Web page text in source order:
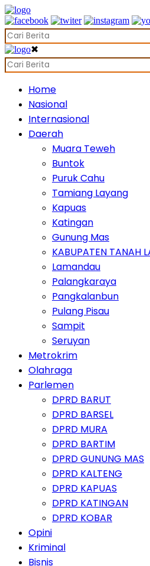
✖
Home
Nasional
Internasional
Daerah
Muara Teweh
Buntok
Puruk Cahu
Tamiang Layang
Kapuas
Katingan
Gunung Mas
KABUPATEN TANAH
Lamandau
Palangkaraya
Pangkalanbun
Pulang Pisau
Sampit
Seruyan
Metrokrim
Olahraga
Parlemen
DPRD BARUT
DPRD BARSEL
DPRD MURA
DPRD BARTIM
DPRD GUNUNG MAS
DPRD KALTENG
DPRD KAPUAS
DPRD KATINGAN
DPRD KOBAR
Opini
Kriminal
Bisnis